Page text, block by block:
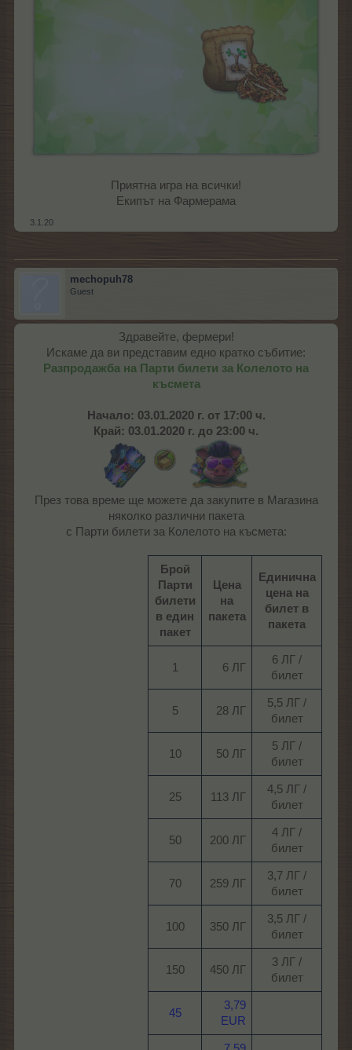
Приятна игра на всички!
Екипът на Фармерама​
3.1.20
mechopuh78
Guest
Здравейте, фермери!
Искаме да ви представим едно кратко събитие:
Разпродажба на Парти билети за Колелото на
късмета
Начало: 03.01.2020 г. от 17:00 ч.
Край: 03.01.2020 г. до 23:00 ч.
През това време ще можете да закупите в Магазина
няколко различни пакета
с Парти билети за Колелото на късмета:
Брой
Парти
билети
в един
пакет
Цена
на
пакета
Единична
цена на
билет в
пакета
1​ 6 ЛГ​
6 ЛГ /
билет​
5​ 28 ЛГ​
5,5 ЛГ /
билет​
10​ 50 ЛГ​
5 ЛГ /
билет​
25​ 113 ЛГ​
4,5 ЛГ /
билет​
50​ 200 ЛГ​
4 ЛГ /
билет​
70​ 259 ЛГ​
3,7 ЛГ /
билет​
100​ 350 ЛГ​
3,5 ЛГ /
билет​
150​ 450 ЛГ​
3 ЛГ /
билет​
45
3,79
EUR